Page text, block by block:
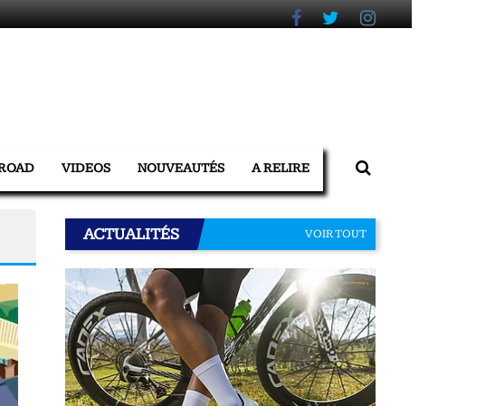
VIDEOS NOUVEAUTÉS A RELIRE
ACTUALITÉS VOIR TOUT